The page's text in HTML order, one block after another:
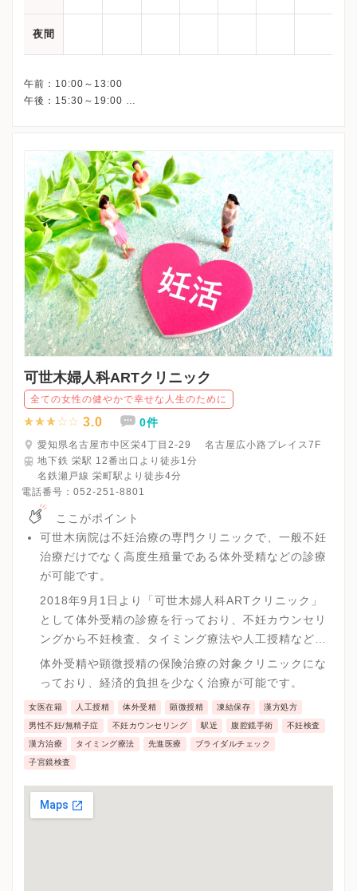
夜間
午前：10:00～13:00
午後：15:30～19:00
可世木婦人科ARTクリニック
全ての女性の健やかで幸せな人生のために
3.0 0件
愛知県名古屋市中区栄4丁目2-29 名古屋広小路プレイス7F
地下鉄 栄駅 12番出口より徒歩1分
名鉄瀬戸線 栄町駅より徒歩4分
電話番号： 052-251-8801
ここがポイント
可世木病院は不妊治療の専門クリニックで、一般不妊
治療だけでなく高度生殖量である体外受精などの診療
が可能です。
2018年9月1日より「可世木婦人科ARTクリニック」
として体外受精の診療を行っており、不妊カウンセリ
ングから不妊検査、タイミング療法や人工授精などの
一般不妊治療も含めて不妊治療全般の治療が可能で
す。
体外受精や顕微授精の保険治療の対象クリニックにな
っており、経済的負担を少なく治療が可能です。
女医在籍 人工授精 体外受精 顕微授精 凍結保存 漢方処方
男性不妊/無精子症 不妊カウンセリング 駅近 腹腔鏡手術 不妊検査
漢方治療 タイミング療法 先進医療 ブライダルチェック
子宮鏡検査